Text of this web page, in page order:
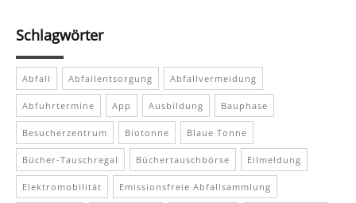
Schlagwörter
Abfall Abfallentsorgung Abfallvermeidung
Abfuhrtermine App Ausbildung Bauphase
Besucherzentrum Biotonne Blaue Tonne
Bücher-Tauschregal Büchertauschbörse Eilmeldung
Elektromobilität Emissionsfreie Abfallsammlung